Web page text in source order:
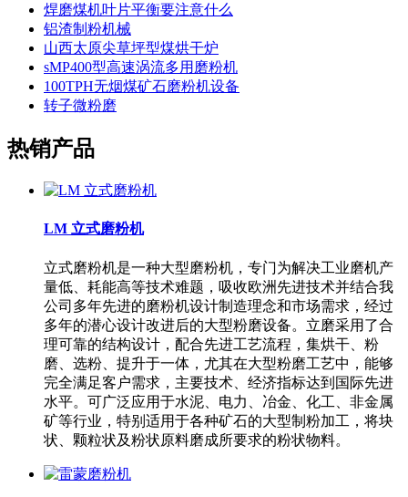
焊磨煤机叶片平衡要注意什么
铝渣制粉机械
山西太原尖草坪型煤烘干炉
sMP400型高速涡流多用磨粉机
100TPH无烟煤矿石磨粉机设备
转子微粉磨
热销产品
LM 立式磨粉机
立式磨粉机是一种大型磨粉机，专门为解决工业磨机产
量低、耗能高等技术难题，吸收欧洲先进技术并结合我
公司多年先进的磨粉机设计制造理念和市场需求，经过
多年的潜心设计改进后的大型粉磨设备。立磨采用了合
理可靠的结构设计，配合先进工艺流程，集烘干、粉
磨、选粉、提升于一体，尤其在大型粉磨工艺中，能够
完全满足客户需求，主要技术、经济指标达到国际先进
水平。可广泛应用于水泥、电力、冶金、化工、非金属
矿等行业，特别适用于各种矿石的大型制粉加工，将块
状、颗粒状及粉状原料磨成所要求的粉状物料。